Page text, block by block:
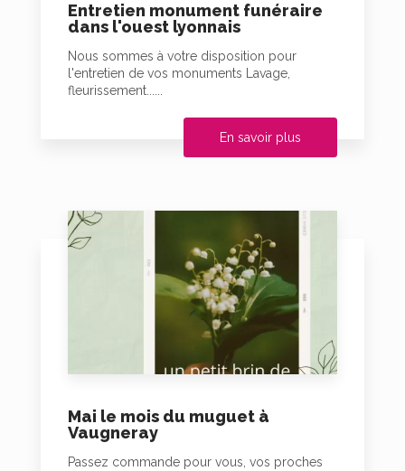
Entretien monument funéraire
dans l'ouest lyonnais
Nous sommes à votre disposition pour
l'entretien de vos monuments Lavage,
fleurissement......
En savoir plus
Mai le mois du muguet à
Vaugneray
Passez commande pour vous, vos proches